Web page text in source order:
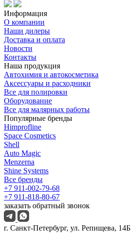
Информация
О компании
Наши дилеры
Доставка и оплата
Новости
Контакты
Наша продукция
Автохимия и автокосметика
Аксессуары и расходники
Все для полировки
Оборудование
Все для малярных работы
Популярные бренды
Himprofline
Space Cosmetics
Shell
Auto Magic
Menzerna
Shine Systems
Все бренды
+7 911-002-79-68
+7 911-818-80-67
заказать обратный звонок
г. Санкт-Петербург, ул. Репищева, 14Б